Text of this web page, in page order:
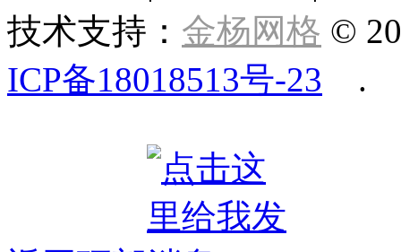
技术支持： 金杨网格 ©
ICP备18018513号-23 .